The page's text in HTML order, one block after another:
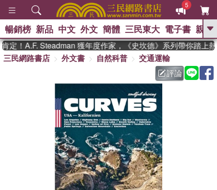
5
GO
熱搜： 東野圭吾 、 高希均教授回憶錄
父親節 、 如果歷
暑期推薦 、 國際布克
獎 臺灣漫遊錄 、
登輝時代 、 數學女孩：黎曼猜想
偉大的迷走神經
暢銷榜 新品 中文 外文 簡體 三民東大 電子書 親子
！A.F. Steadman 獲年度作家，《史坎德》系列帶你踏上熱
三民網路書店
外文書 自然科普
交通運輸
評論